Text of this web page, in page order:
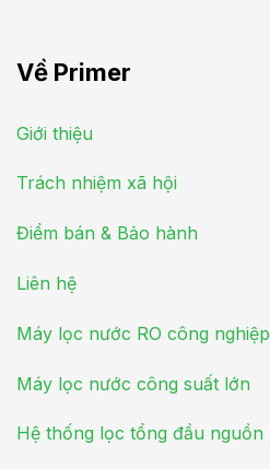
Về Primer
Giới thiệu
Trách nhiệm xã hội
Điểm bán & Bảo hành
Liên hệ
Máy lọc nước RO công nghiệp
Máy lọc nước công suất lớn
Hệ thống lọc tổng đầu nguồn